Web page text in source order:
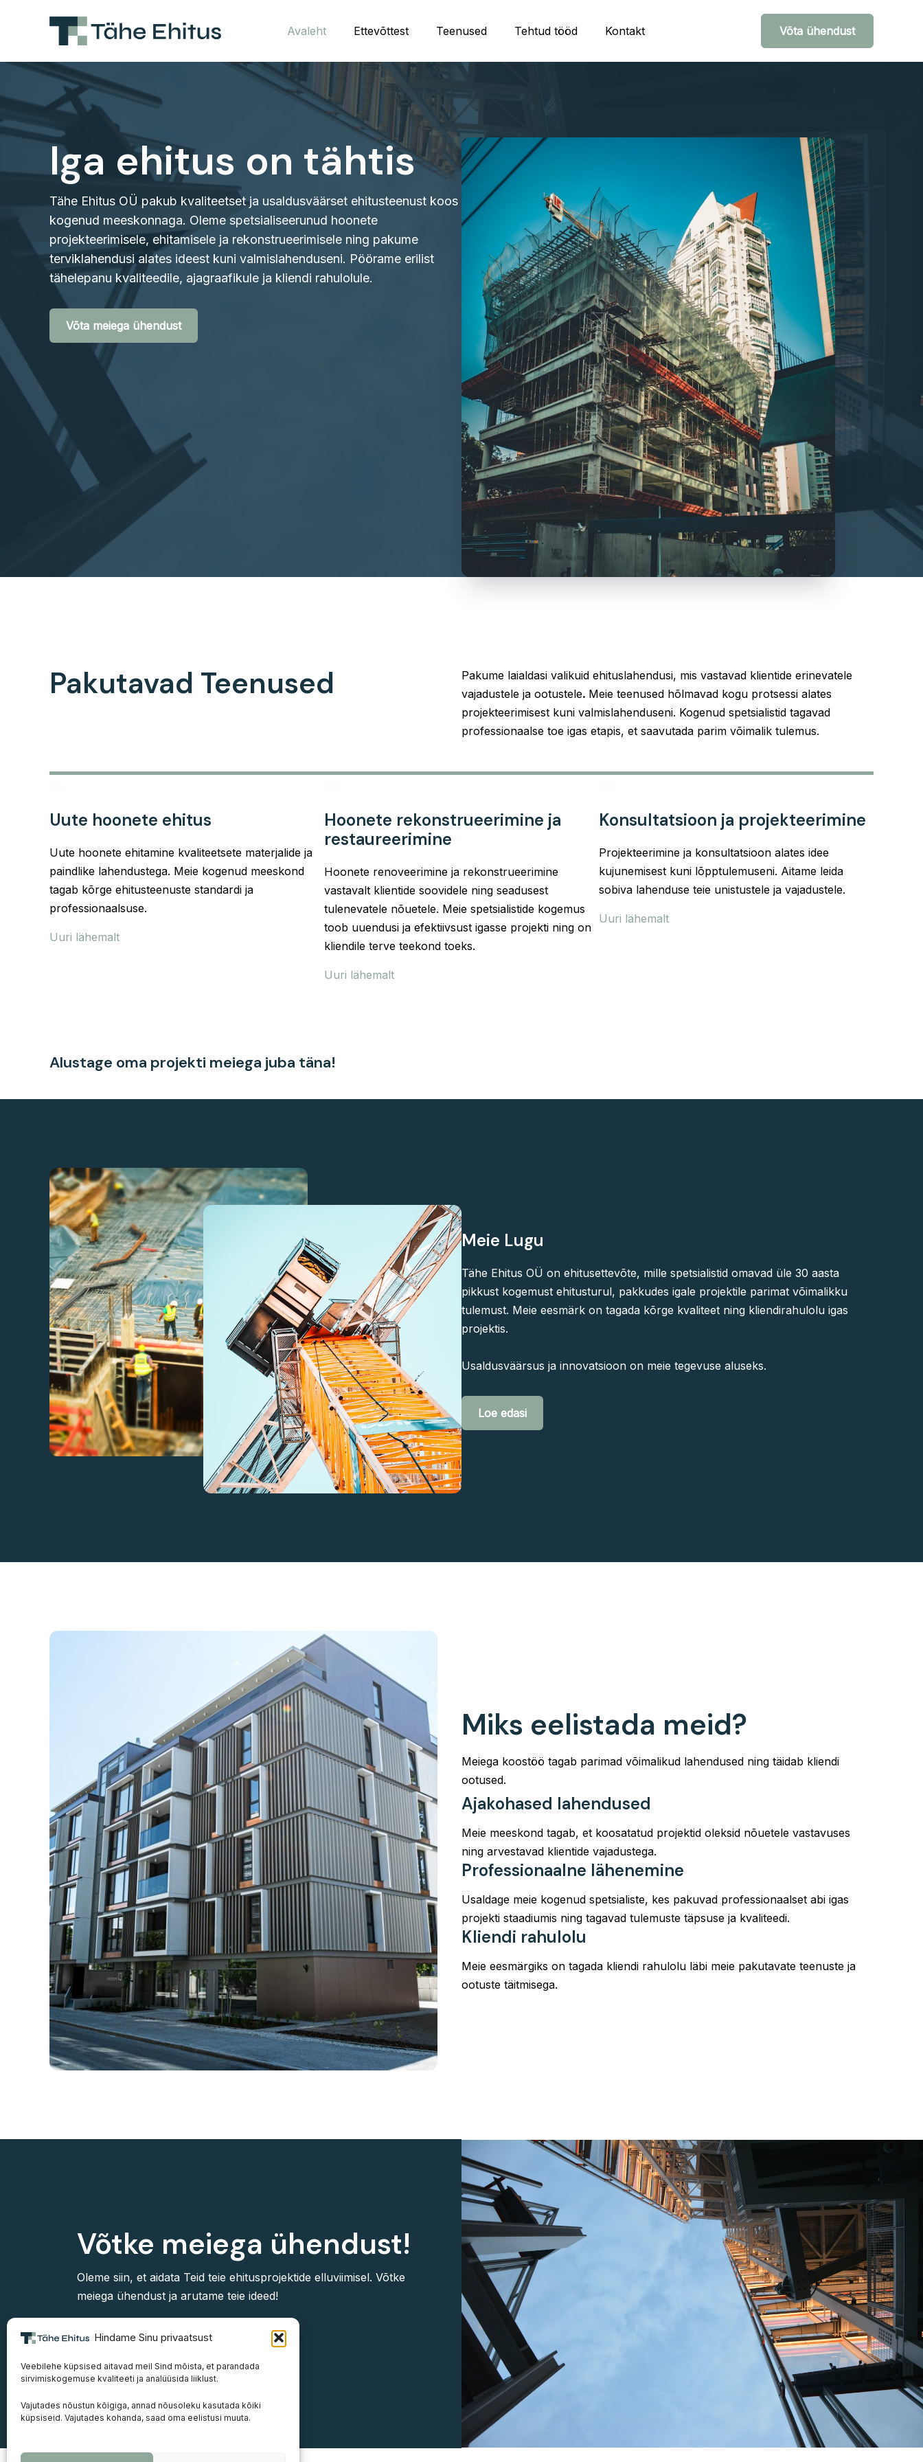
Hindame Sinu privaatsust
Veebilehe küpsised aitavad meil Sind mõista, et parandada
sirvimiskogemuse kvaliteeti ja analüüsida liiklust.
Vajutades nõustun kõigiga, annad nõusoleku kasutada kõiki
küpsiseid. Vajutades kohanda, saad oma eelistusi muuta.
Avaleht Ettevõttest Teenused Tehtud tööd Kontakt Võta ühendust
Iga ehitus on tähtis
Tähe Ehitus OÜ pakub kvaliteetset ja usaldusväärset ehitusteenust koos
kogenud meeskonnaga. Oleme spetsialiseerunud hoonete
projekteerimisele, ehitamisele ja rekonstrueerimisele ning pakume
terviklahendusi alates ideest kuni valmislahenduseni. Pöörame erilist
tähelepanu kvaliteedile, ajagraafikule ja kliendi rahulolule.
Võta meiega ühendust
Pakutavad Teenused
Pakume laialdasi valikuid ehituslahendusi, mis vastavad klientide erinevatele
vajadustele ja ootustele. Meie teenused hõlmavad kogu protsessi alates
projekteerimisest kuni valmislahenduseni. Kogenud spetsialistid tagavad
professionaalse toe igas etapis, et saavutada parim võimalik tulemus.
Uute hoonete ehitus
Uute hoonete ehitamine kvaliteetsete materjalide ja
paindlike lahendustega. Meie kogenud meeskond
tagab kõrge ehitusteenuste standardi ja
professionaalsuse.
Uuri lähemalt
Hoonete rekonstrueerimine ja
restaureerimine
Hoonete renoveerimine ja rekonstrueerimine
vastavalt klientide soovidele ning seadusest
tulenevatele nõuetele. Meie spetsialistide kogemus
toob uuendusi ja efektiivsust igasse projekti ning on
kliendile terve teekond toeks.
Uuri lähemalt
Konsultatsioon ja projekteerimine
Projekteerimine ja konsultatsioon alates idee
kujunemisest kuni lõpptulemuseni. Aitame leida
sobiva lahenduse teie unistustele ja vajadustele.
Uuri lähemalt
Alustage oma projekti meiega juba täna!
Meie Lugu
Tähe Ehitus OÜ on ehitusettevõte, mille spetsialistid omavad üle 30 aasta
pikkust kogemust ehitusturul, pakkudes igale projektile parimat võimalikku
tulemust. Meie eesmärk on tagada kõrge kvaliteet ning kliendirahulolu igas
projektis.
Usaldusväärsus ja innovatsioon on meie tegevuse aluseks.
Loe edasi
Miks eelistada meid?
Meiega koostöö tagab parimad võimalikud lahendused ning täidab kliendi
ootused.
Ajakohased lahendused
Meie meeskond tagab, et koosatatud projektid oleksid nõuetele vastavuses
ning arvestavad klientide vajadustega.
Professionaalne lähenemine
Usaldage meie kogenud spetsialiste, kes pakuvad professionaalset abi igas
projekti staadiumis ning tagavad tulemuste täpsuse ja kvaliteedi.
Kliendi rahulolu
Meie eesmärgiks on tagada kliendi rahulolu läbi meie pakutavate teenuste ja
ootuste täitmisega.
Võtke meiega ühendust!
Oleme siin, et aidata Teid teie ehitusprojektide elluviimisel. Võtke
meiega ühendust ja arutame teie ideed!
Võta ühendust